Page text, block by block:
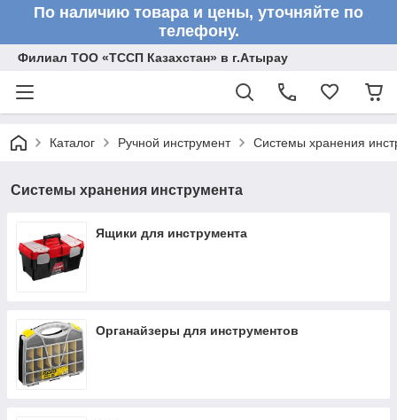
По наличию товара и цены, уточняйте по
телефону.
Филиал ТОО «ТССП Казахстан» в г.Атырау
Каталог Ручной инструмент Системы хранения
Системы хранения инструмента
Ящики для инструмента
Органайзеры для инструментов